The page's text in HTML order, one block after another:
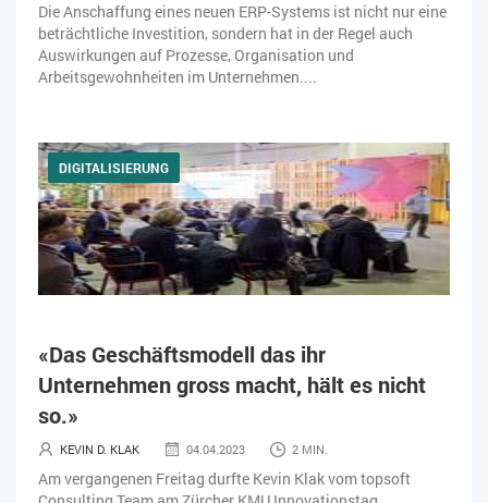
Die Anschaffung eines neuen ERP-Systems ist nicht nur eine
beträchtliche Investition, sondern hat in der Regel auch
Auswirkungen auf Prozesse, Organisation und
Arbeitsgewohnheiten im Unternehmen....
DIGITALISIERUNG
«Das Geschäftsmodell das ihr
Unternehmen gross macht, hält es nicht
so.»
KEVIN D. KLAK 04.04.2023 2 MIN.
Am vergangenen Freitag durfte Kevin Klak vom topsoft